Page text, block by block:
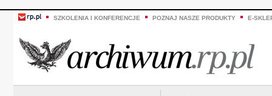
SZKOLENIA I KONFERENCJE POZNAJ NASZE PRODUKTY E-